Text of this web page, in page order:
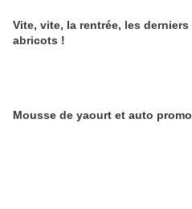
Vite, vite, la rentrée, les derniers
abricots !
Mousse de yaourt et auto promo